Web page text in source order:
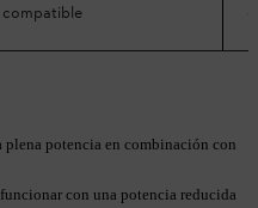
compatible
plena potencia en combinación con
con una potencia reducida